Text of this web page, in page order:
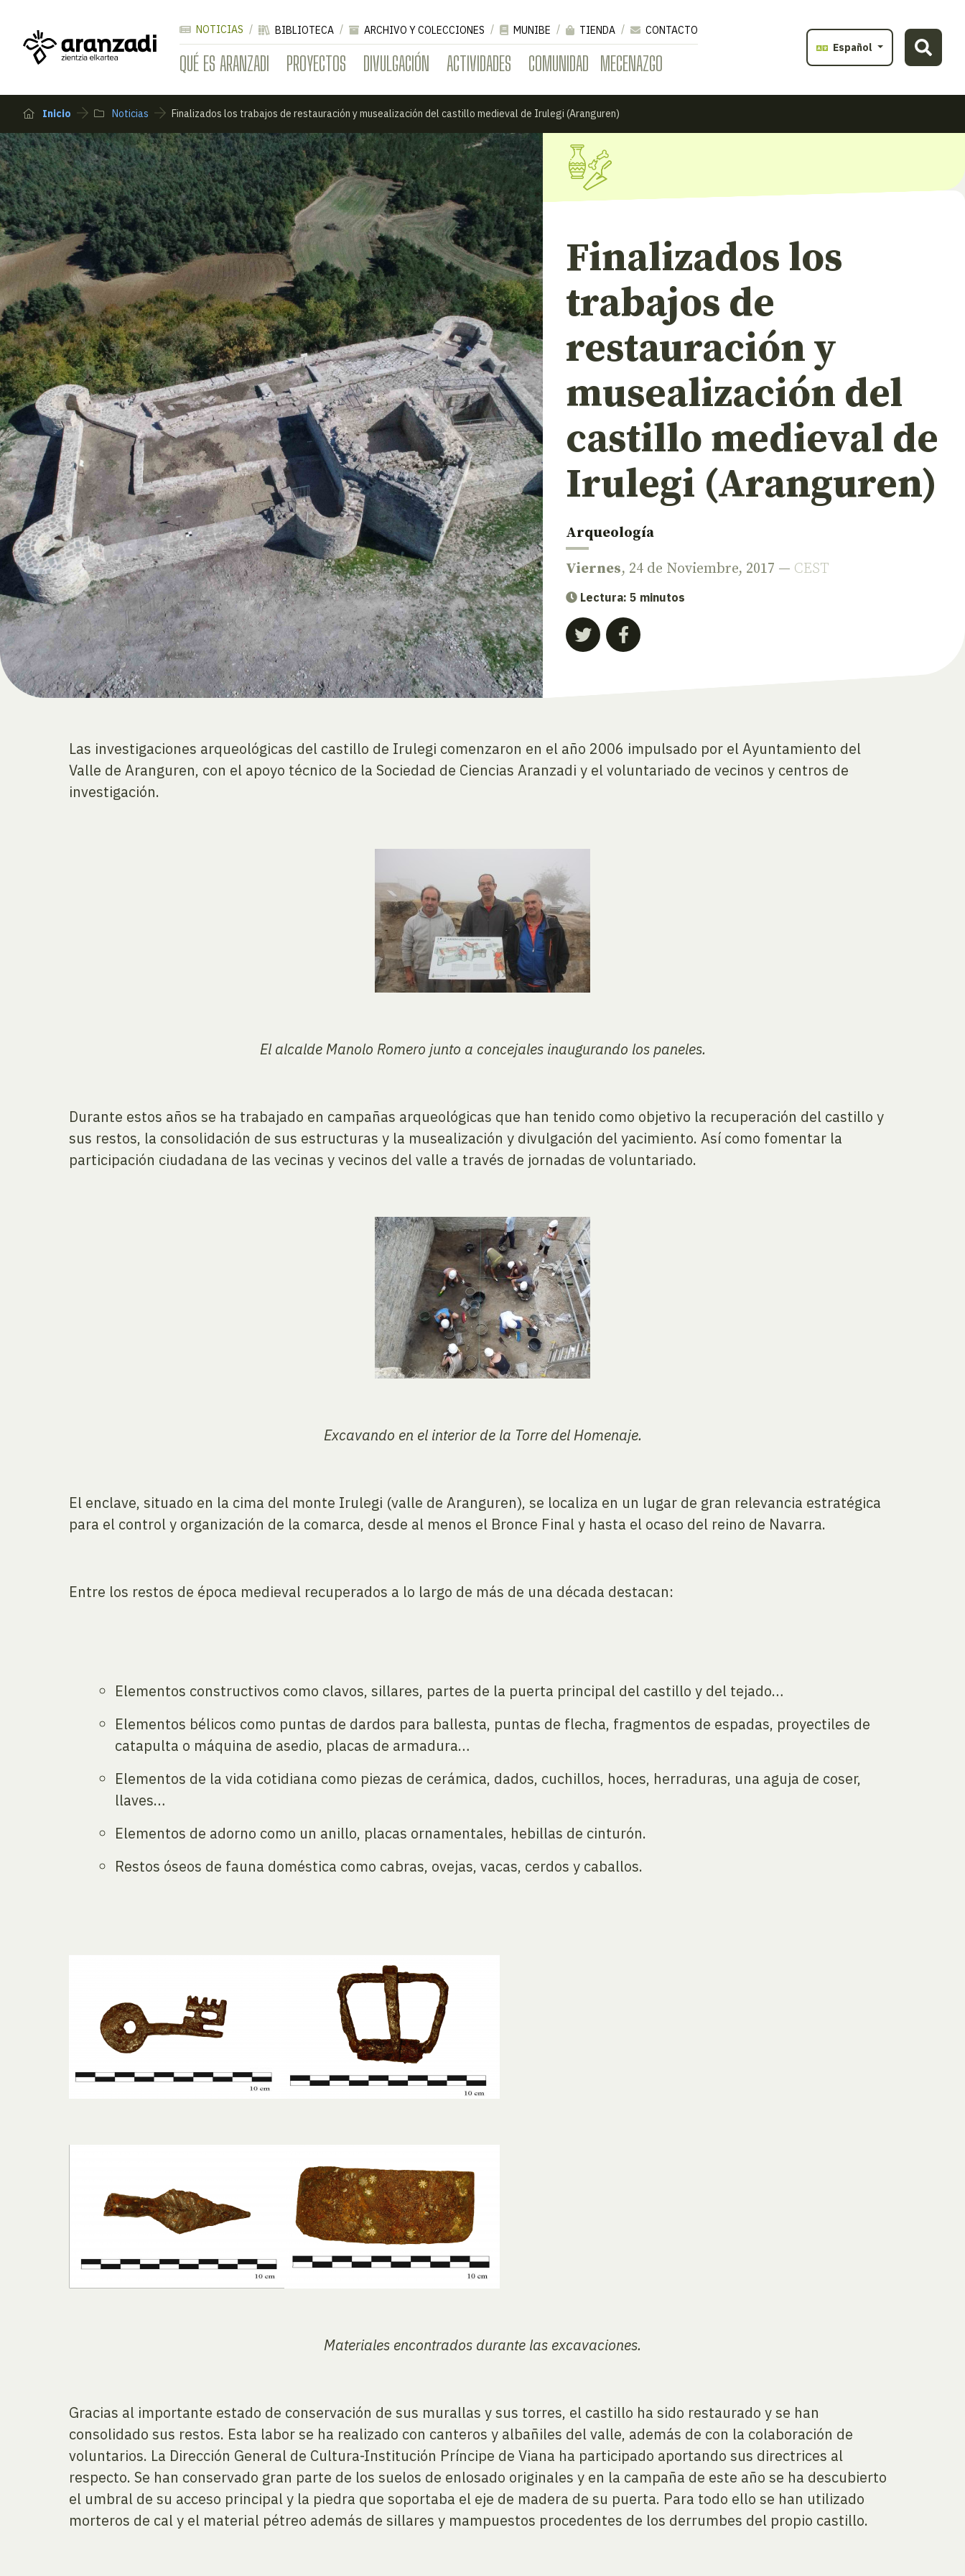
QUÉ ES ARANZADI PROYECTOS DIVULGACIÓN ACTIVIDADES COMUNIDAD MECENAZGO
NOTICIAS BIBLIOTECA ARCHIVO Y COLECCIONES MUNIBE TIENDA
CONTACTO
Español
Inicio Noticias Finalizados los trabajos de restauración y musealización del castillo medieval de Irulegi (Aranguren)
Finalizados los
trabajos de
restauración y
musealización del
castillo medieval de
Irulegi (Aranguren)
Arqueología
Viernes, 24 de Noviembre, 2017 — CEST
Lectura: 5 minutos
Las investigaciones arqueológicas del castillo de Irulegi comenzaron en el año 2006 impulsado por el Ayuntamiento del
Valle de Aranguren, con el apoyo técnico de la Sociedad de Ciencias Aranzadi y el voluntariado de vecinos y centros de
investigación.
El alcalde Manolo Romero junto a concejales inaugurando los paneles.
Durante estos años se ha trabajado en campañas arqueológicas que han tenido como objetivo la recuperación del castillo y
sus restos, la consolidación de sus estructuras y la musealización y divulgación del yacimiento. Así como fomentar la
participación ciudadana de las vecinas y vecinos del valle a través de jornadas de voluntariado.
Excavando en el interior de la Torre del Homenaje.
El enclave, situado en la cima del monte Irulegi (valle de Aranguren), se localiza en un lugar de gran relevancia estratégica
para el control y organización de la comarca, desde al menos el Bronce Final y hasta el ocaso del reino de Navarra.
Entre los restos de época medieval recuperados a lo largo de más de una década destacan:
Elementos constructivos como clavos, sillares, partes de la puerta principal del castillo y del tejado…
Elementos bélicos como puntas de dardos para ballesta, puntas de flecha, fragmentos de espadas, proyectiles de
catapulta o máquina de asedio, placas de armadura…
Elementos de la vida cotidiana como piezas de cerámica, dados, cuchillos, hoces, herraduras, una aguja de coser,
llaves…
Elementos de adorno como un anillo, placas ornamentales, hebillas de cinturón.
Restos óseos de fauna doméstica como cabras, ovejas, vacas, cerdos y caballos.
Materiales encontrados durante las excavaciones.
Gracias al importante estado de conservación de sus murallas y sus torres, el castillo ha sido restaurado y se han
consolidado sus restos. Esta labor se ha realizado con canteros y albañiles del valle, además de con la colaboración de
voluntarios. La Dirección General de Cultura-Institución Príncipe de Viana ha participado aportando sus directrices al
respecto. Se han conservado gran parte de los suelos de enlosado originales y en la campaña de este año se ha descubierto
el umbral de su acceso principal y la piedra que soportaba el eje de madera de su puerta. Para todo ello se han utilizado
morteros de cal y el material pétreo además de sillares y mampuestos procedentes de los derrumbes del propio castillo.